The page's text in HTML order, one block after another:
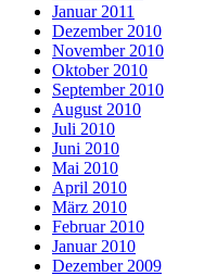
Januar 2011
Dezember 2010
November 2010
Oktober 2010
September 2010
August 2010
Juli 2010
Juni 2010
Mai 2010
April 2010
März 2010
Februar 2010
Januar 2010
Dezember 2009